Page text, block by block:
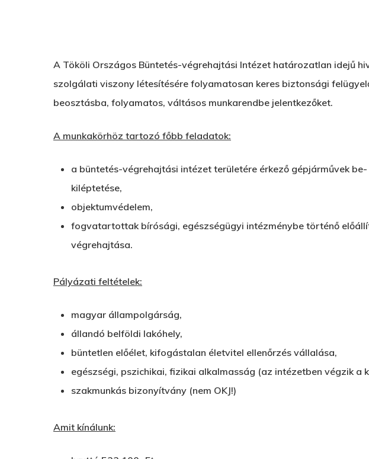
A Tököli Országos Büntetés-végrehajtási Intézet határozatlan idejű
szolgálati viszony létesítésére folyamatosan keres biztonsági
beosztásba, folyamatos, váltásos munkarendbe jelentkezőket.
A munkakörhöz tartozó főbb feladatok:
a büntetés-végrehajtási intézet területére érkező gépjárművek be-
kiléptetése,
objektumvédelem,
fogvatartottak bírósági, egészségügyi intézménybe történő
végrehajtása.
Pályázati feltételek:
magyar állampolgárság,
állandó belföldi lakóhely,
büntetlen előélet, kifogástalan életvitel ellenőrzés vállalása,
egészségi, pszichikai, fizikai alkalmasság (az intézetben végzik a
szakmunkás bizonyítvány (nem OKJ!)
Amit kínálunk: